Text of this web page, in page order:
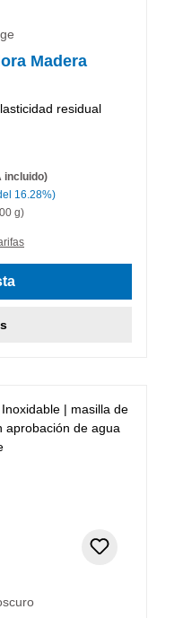
Madera
residual
incluido)
16.28%)
g)